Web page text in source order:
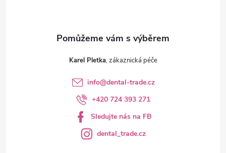
Karel Pletka
info@dental-trade.cz
+420 724 393 271
Sledujte nás na FB
dental_trade.cz